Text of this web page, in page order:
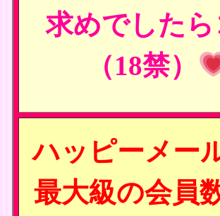
求めでしたら
（18禁）
ハッピーメー
最大級の会員